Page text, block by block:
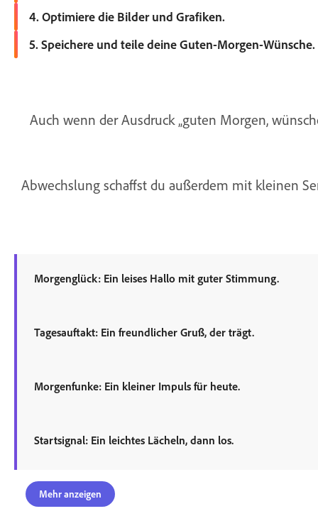
Kopiere deine ausgewählten Guten-Morgen-Wünsche und
4. Optimiere die Bilder und Grafiken.
Tausche Bilder aus, füge Rahmen und Filter hinzu, setze
5. Speichere und teile deine Guten-Morgen-Wünsche.
Auch wenn der Ausdruck „guten Morgen,
Abwechslung schaffst du außerdem mit kleinen
Morgenglück: Ein leises Hallo mit guter Stimmung.
Tagesauftakt: Ein freundlicher Gruß, der trägt.
Morgenfunke: Ein kleiner Impuls für heute.
Startsignal: Ein leichtes Lächeln, dann los.
Mehr anzeigen